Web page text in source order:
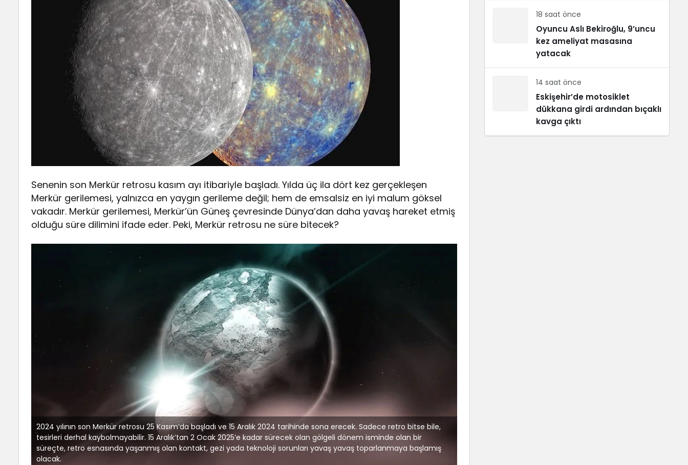
Senenin son Merkür retrosu kasım ayı itibariyle başladı. Yılda üç ila dört kez gerçekleşen
Merkür gerilemesi, yalnızca en yaygın gerileme değil; hem de emsalsiz en iyi malum göksel
vakadır. Merkür gerilemesi, Merkür’ün Güneş çevresinde Dünya’dan daha yavaş hareket etmiş
olduğu süre dilimini ifade eder. Peki, Merkür retrosu ne süre bitecek?
2024 yılının son Merkür retrosu 25 Kasım’da başladı ve 15 Aralık 2024 tarihinde sona erecek. Sadece retro bitse bile,
tesirleri derhal kaybolmayabilir. 15 Aralık’tan 2 Ocak 2025’e kadar sürecek olan gölgeli dönem isminde olan bir
süreçte, retro esnasında yaşanmış olan kontakt, gezi yada teknoloji sorunları yavaş yavaş toparlanmaya başlamış
olacak​.
18 saat önce
Oyuncu Aslı Bekiroğlu, 9’uncu
kez ameliyat masasına
yatacak
14 saat önce
Eskişehir’de motosiklet
dükkana girdi ardından bıçaklı
kavga çıktı